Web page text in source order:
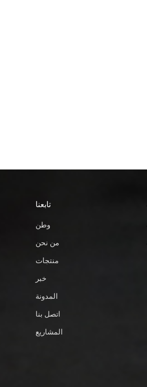
تابعنا
وطن
من نحن
منتجات
خبر
المدونة
اتصل بنا
المشاريع